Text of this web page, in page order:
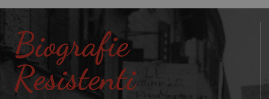
Biografie
Resistenti